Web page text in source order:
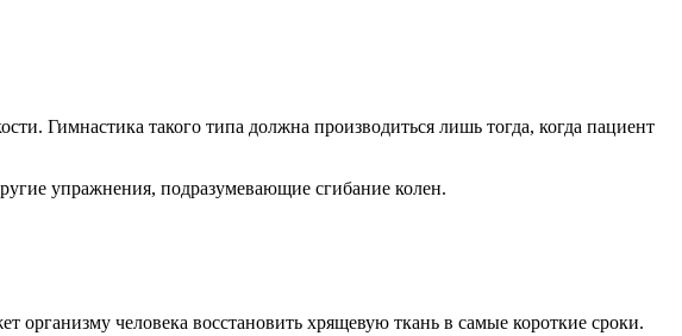
Гимнастика такого типа должна производиться лишь тогда, когда пациент
упражнения, подразумевающие сгибание колен.
человека восстановить хрящевую ткань в самые короткие сроки.